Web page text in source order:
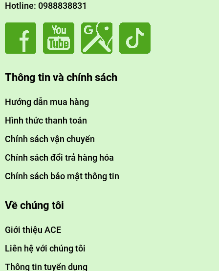
Hotline: 0988838831
Thông tin và chính sách
Hướng dẫn mua hàng
Hình thức thanh toán
Chính sách vận chuyển
Chính sách đổi trả hàng hóa
Chính sách bảo mật thông tin
Về chúng tôi
Giới thiệu ACE
Liên hệ với chúng tôi
Thông tin tuyển dụng